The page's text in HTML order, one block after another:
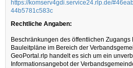
https://komserv4gdi.service24.rlp.de/
44b5781c583c
Rechtliche Angaben:
Beschränkungen des öffentlichen
Bauleitpläne im Bereich der
GeoPortal.rlp handelt es sich um ein
Informationsangebot der